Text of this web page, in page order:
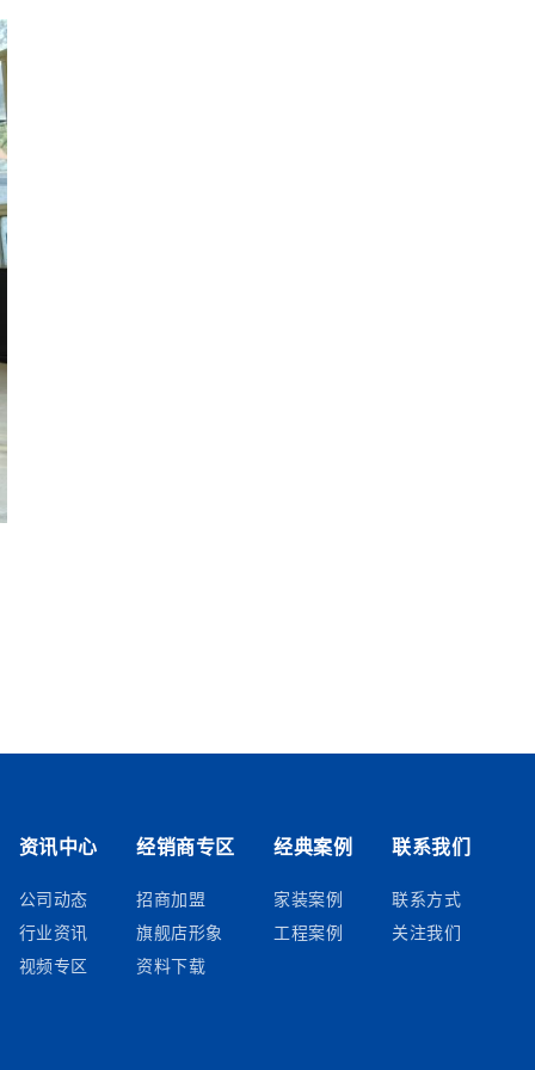
资讯中心
公司动态
行业资讯
视频专区
经销商专区
招商加盟
旗舰店形象
资料下载
经典案例
家装案例
工程案例
联系我们
联系方式
关注我们